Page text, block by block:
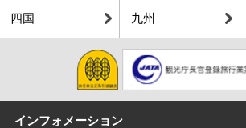
四国 九州
インフォメーション